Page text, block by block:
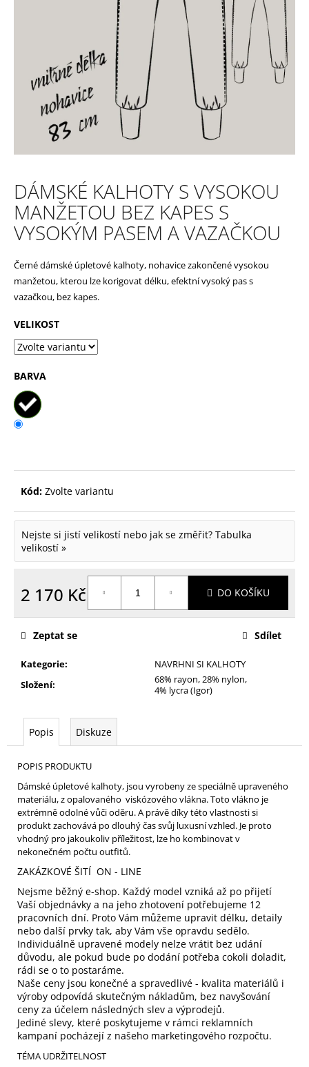
DÁMSKÉ KALHOTY S VYSOKOU
MANŽETOU BEZ KAPES S
VYSOKÝM PASEM A VAZAČKOU
Černé dámské úpletové kalhoty, nohavice zakončené vysokou
manžetou, kterou lze korigovat délku, efektní vysoký pas s
vazačkou, bez kapes.
VELIKOST
BARVA
Kód: Zvolte variantu
Nejste si jistí velikostí nebo jak se změřit? Tabulka
velikostí »
2 170 Kč DO KOŠÍKU
Kategorie:
NAVRHNI SI KALHOTY
Složení:
68% rayon, 28% nylon,
4% lycra (Igor)
Zeptat se Sdílet
Popis Diskuze
POPIS PRODUKTU
Dámské úpletové kalhoty, jsou vyrobeny ze speciálně upraveného
materiálu, z opalovaného viskózového vlákna. Toto vlákno je
extrémně odolné vůči oděru. A právě díky této vlastnosti si
produkt zachovává po dlouhý čas svůj luxusní vzhled. Je proto
vhodný pro jakoukoliv příležitost, lze ho kombinovat v
nekonečném počtu outfitů.
ZAKÁZKOVÉ ŠITÍ ON - LINE
Nejsme běžný e-shop. Každý model vzniká až po přijetí
Vaší objednávky a na jeho zhotovení potřebujeme 12
pracovních dní. Proto Vám můžeme upravit délku, detaily
nebo další prvky tak, aby Vám vše opravdu sedělo.
Individuálně upravené modely nelze vrátit bez udání
důvodu, ale pokud bude po dodání potřeba cokoli doladit,
rádi se o to postaráme.
Naše ceny jsou konečné a spravedlivé - kvalita materiálů i
výroby odpovídá skutečným nákladům, bez navyšování
ceny za účelem následných slev a výprodejů.
Jediné slevy, které poskytujeme v rámci reklamních
kampaní pocházejí z našeho marketingového rozpočtu.
TÉMA UDRŽITELNOST
HLEDAT
D
o
p
o
r
u
č
u
e
m
e